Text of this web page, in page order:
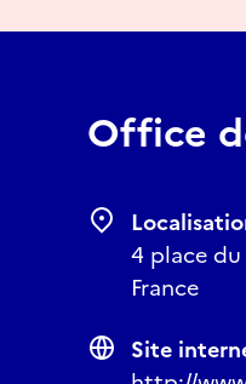
Office
4 place du
France
Site